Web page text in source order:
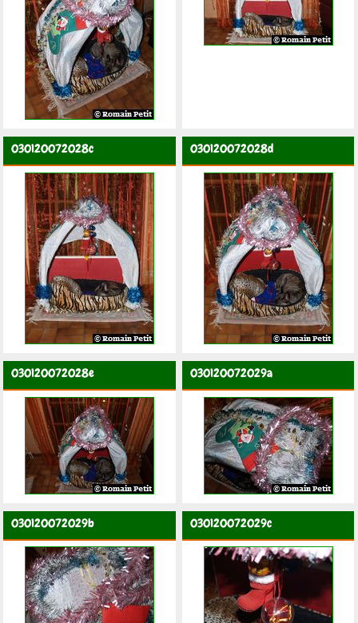
030120072028c 030120072028d
030120072028e 030120072029a
030120072029b 030120072029c